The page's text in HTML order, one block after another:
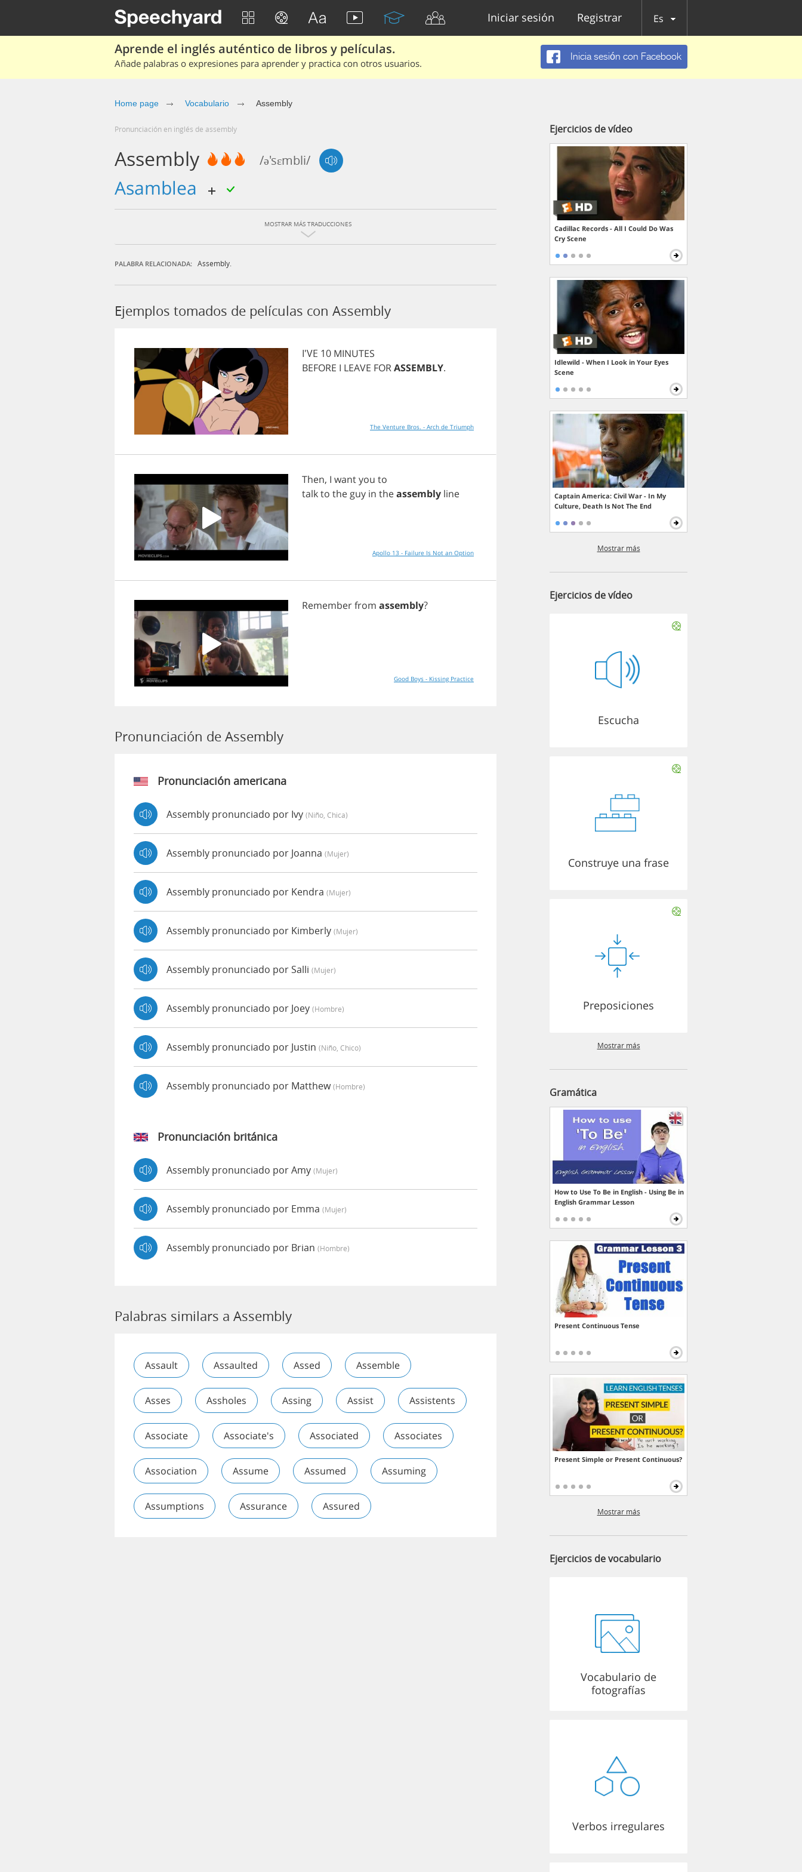
Iniciar sesión Registrar Es
Aprende el inglés auténtico de libros y películas.
Añade palabras o expresiones para aprender y practica con otros usuarios.
Inicia sesión con Facebook
Home page Vocabulario Assembly
Pronunciación en inglés de assembly
Assembly /ə'sɛmbli/
asamblea
MOSTRAR MÁS TRADUCCIONES
PALABRA RELACIONADA: Assembly.
Ejemplos tomados de películas con Assembly
I'VE 10 MINUTES
BEFORE I LEAVE FORASSEMBLY.
The Venture Bros. - Arch de Triumph
Then, I wantyou to
talkto the guy in theassembly line
Apollo 13 - Failure Is Not an Option
Rememberfrom assembly?
Good Boys - Kissing Practice
Pronunciación de Assembly
Pronunciación americana
Assembly pronunciado por Ivy (niño, Chica)
Assembly pronunciado por Joanna (mujer)
Assembly pronunciado por Kendra (mujer)
Assembly pronunciado por Kimberly (mujer)
Assembly pronunciado por Salli (mujer)
Assembly pronunciado por Joey (hombre)
Assembly pronunciado por Justin (niño, Chico)
Assembly pronunciado por Matthew(hombre)
Pronunciación británica
Assembly pronunciado por Amy (mujer)
Assembly pronunciado por Emma (mujer)
Assembly pronunciado por Brian (hombre)
Palabras similars a Assembly
Assault Assaulted Assed Assemble
Asses Assholes Assing Assist Assistents
Associate Associate's Associated Associates
Association Assume Assumed Assuming
Assumptions Assurance Assured
Ejercicios de vídeo
Cadillac Records - All I Could Do Was
Cry Scene
Idlewild - When I Look in Your Eyes
Scene
Captain America: Civil War - In My
Culture, Death Is Not The End
Mostrar más
Ejercicios de vídeo
Escucha
Construye una frase
Preposiciones
Mostrar más
Gramática
How to Use To Be in English - Using Be in
English Grammar Lesson
Present Continuous Tense
Present Simple or Present Continuous?
Mostrar más
Ejercicios de vocabulario
Vocabulario de
fotografías
Verbos irregulares